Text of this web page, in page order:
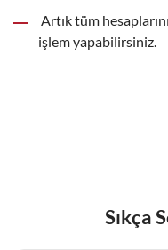
Artık tüm
işlem yapabilirsiniz.
Sıkça